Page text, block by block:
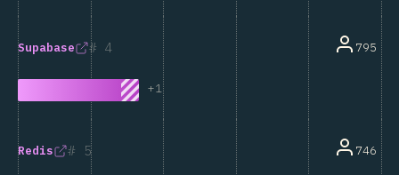
4
Supabase
+1
795
5
Redis 746